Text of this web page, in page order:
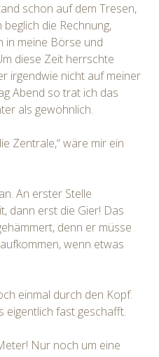
schon auf dem Tresen,
beglich die Rechnung,
in meine Börse und
diese Zeit herrschte
irgendwie nicht auf meiner
Abend so trat ich das
als gewöhnlich.
Zentrale,“ wäre mir ein
An erster Stelle
dann erst die Gier! Das
denn er müsse
wenn etwas
einmal durch den Kopf.
eigentlich fast geschafft.
Nur noch um eine